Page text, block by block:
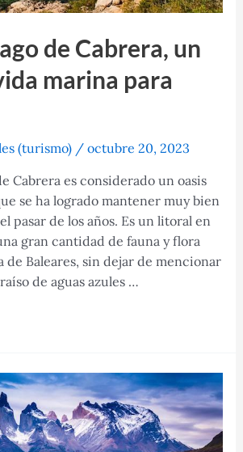
de Cabrera, un
marina para
(turismo)/ octubre 20, 2023
Cabrera es considerado un oasis
se ha logrado mantener muy bien
pasar de los años. Es un litoral en
gran cantidad de fauna y flora
de Baleares, sin dejar de mencionar
de aguas azules …